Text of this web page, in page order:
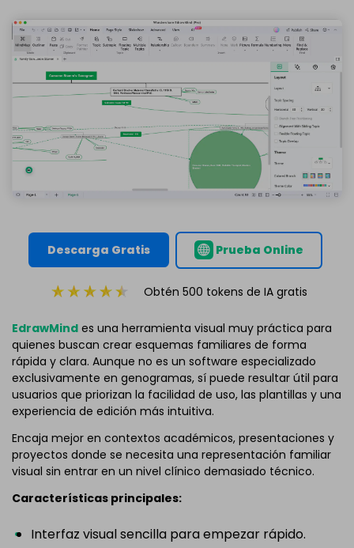
Descarga Gratis Prueba Online
Obtén 500 tokens de IA gratis
EdrawMind es una herramienta visual muy práctica para
quienes buscan crear esquemas familiares de forma
rápida y clara. Aunque no es un software especializado
exclusivamente en genogramas, sí puede resultar útil para
usuarios que priorizan la facilidad de uso, las plantillas y una
experiencia de edición más intuitiva.
Encaja mejor en contextos académicos, presentaciones y
proyectos donde se necesita una representación familiar
visual sin entrar en un nivel clínico demasiado técnico.
Características principales:
Interfaz visual sencilla para empezar rápido.